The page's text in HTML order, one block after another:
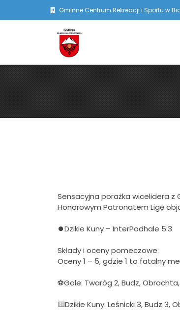
Gminne Centrum Rekreacji i Sportu w
Sensacyjna porażka wicelidera z
Honorowym Patronatem Ligę
⏺Dzikie Kuny – InterPodhale 5:3
Składy i oceny pomeczowe:
Oceny 1 – 5, gdzie 1 to fatalny
⚽Gole: Twaróg 2, Budz,
🟨Dzikie Kuny: Leśnicki 3, Budz 3,